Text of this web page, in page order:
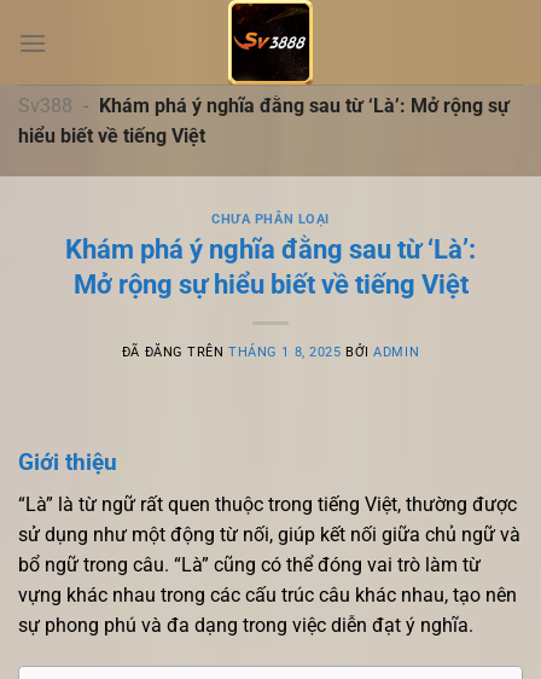
đến
dungSv388 - Khám phá ý nghĩa đằng sau từ ‘Là’: Mở rộng sự
hiểu biết về tiếng Việt
CHƯA PHÂN LOẠI
Khám phá ý nghĩa đằng sau từ ‘Là’:
Mở rộng sự hiểu biết về tiếng Việt
ĐÃ ĐĂNG TRÊNTHÁNG 1 8, 2025 BỞIADMIN
Giới thiệu
“Là” là từ ngữ rất quen thuộc trong tiếng Việt, thường được
sử dụng như một động từ nối, giúp kết nối giữa chủ ngữ và
bổ ngữ trong câu. “Là” cũng có thể đóng vai trò làm từ
vựng khác nhau trong các cấu trúc câu khác nhau, tạo nên
sự phong phú và đa dạng trong việc diễn đạt ý nghĩa.